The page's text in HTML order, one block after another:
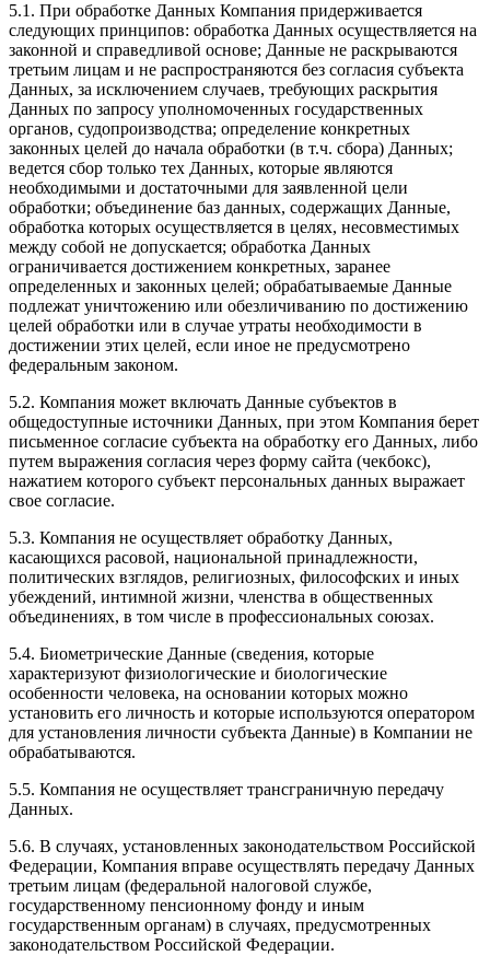
5.1. При обработке Данных Компания придерживается
следующих принципов: обработка Данных осуществляется на
законной и справедливой основе; Данные не раскрываются
третьим лицам и не распространяются без согласия субъекта
Данных, за исключением случаев, требующих раскрытия
Данных по запросу уполномоченных государственных
органов, судопроизводства; определение конкретных
законных целей до начала обработки (в т.ч. сбора) Данных;
ведется сбор только тех Данных, которые являются
необходимыми и достаточными для заявленной цели
обработки; объединение баз данных, содержащих Данные,
обработка которых осуществляется в целях, несовместимых
между собой не допускается; обработка Данных
ограничивается достижением конкретных, заранее
определенных и законных целей; обрабатываемые Данные
подлежат уничтожению или обезличиванию по достижению
целей обработки или в случае утраты необходимости в
достижении этих целей, если иное не предусмотрено
федеральным законом.
5.2. Компания может включать Данные субъектов в
общедоступные источники Данных, при этом Компания берет
письменное согласие субъекта на обработку его Данных, либо
путем выражения согласия через форму сайта (чекбокс),
нажатием которого субъект персональных данных выражает
свое согласие.
5.3. Компания не осуществляет обработку Данных,
касающихся расовой, национальной принадлежности,
политических взглядов, религиозных, философских и иных
убеждений, интимной жизни, членства в общественных
объединениях, в том числе в профессиональных союзах.
5.4. Биометрические Данные (сведения, которые
характеризуют физиологические и биологические
особенности человека, на основании которых можно
установить его личность и которые используются оператором
для установления личности субъекта Данные) в Компании не
обрабатываются.
5.5. Компания не осуществляет трансграничную передачу
Данных.
5.6. В случаях, установленных законодательством Российской
Федерации, Компания вправе осуществлять передачу Данных
третьим лицам (федеральной налоговой службе,
государственному пенсионному фонду и иным
государственным органам) в случаях, предусмотренных
законодательством Российской Федерации.